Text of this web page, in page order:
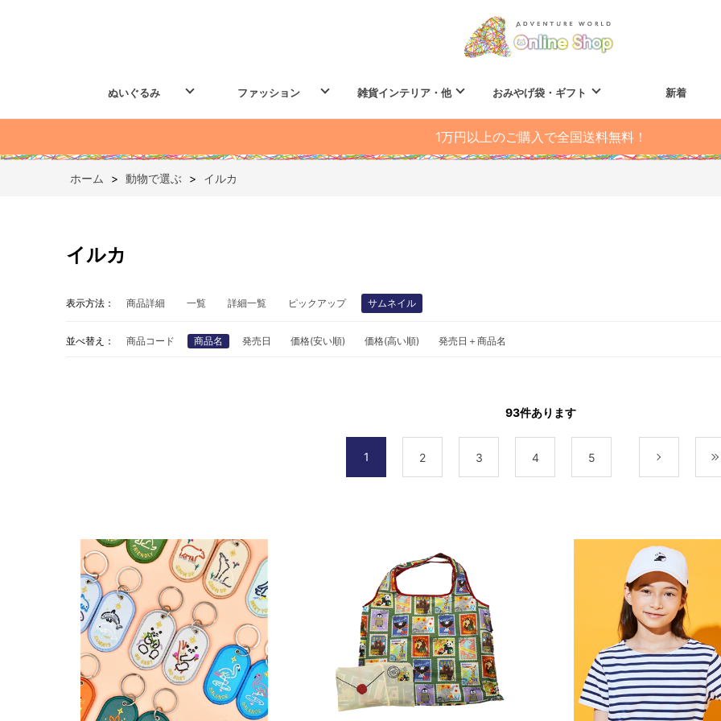
ぬいぐるみ ファッション 雑貨インテリア・他 おみやげ袋・ギフト 新着
1万円以上のご購入で全国送料無料！
ホーム > 動物で選ぶ > イルカ
イルカ
表示方法： 商品詳細 一覧 詳細一覧 ピックアップ サムネイル
並べ替え： 商品コード 商品名 発売日 価格(安い順) 価格(高い順) 発売日＋商品名
93件あります
1 2 3 4 5